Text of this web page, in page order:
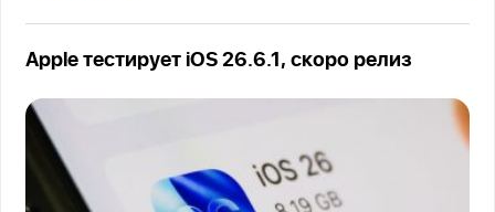
Apple тестирует iOS 26.6.1, скоро релиз